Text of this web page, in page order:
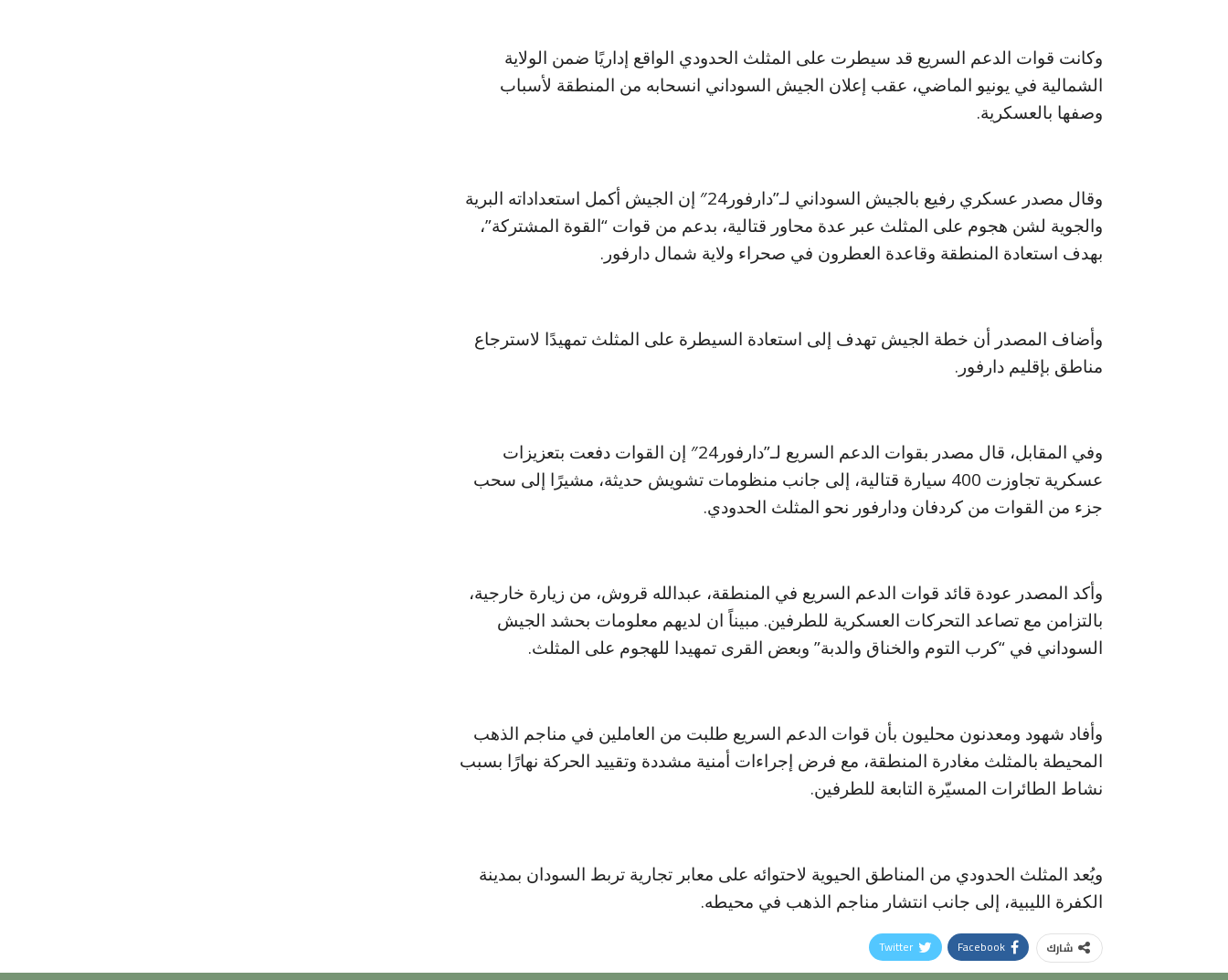
وكانت قوات الدعم السريع قد سيطرت على المثلث الحدودي الواقع إداريًا ضمن الولاية
الشمالية في يونيو الماضي، عقب إعلان الجيش السوداني انسحابه من المنطقة لأسباب
وصفها بالعسكرية.
وقال مصدر عسكري رفيع بالجيش السوداني لـ”دارفور24″ إن الجيش أكمل استعداداته البرية
والجوية لشن هجوم على المثلث عبر عدة محاور قتالية، بدعم من قوات “القوة المشتركة”،
بهدف استعادة المنطقة وقاعدة العطرون في صحراء ولاية شمال دارفور.
وأضاف المصدر أن خطة الجيش تهدف إلى استعادة السيطرة على المثلث تمهيدًا لاسترجاع
مناطق بإقليم دارفور.
وفي المقابل، قال مصدر بقوات الدعم السريع لـ”دارفور24″ إن القوات دفعت بتعزيزات
عسكرية تجاوزت 400 سيارة قتالية، إلى جانب منظومات تشويش حديثة، مشيرًا إلى سحب
جزء من القوات من كردفان ودارفور نحو المثلث الحدودي.
وأكد المصدر عودة قائد قوات الدعم السريع في المنطقة، عبدالله قروش، من زيارة خارجية،
بالتزامن مع تصاعد التحركات العسكرية للطرفين. مبيناً ان لديهم معلومات بحشد الجيش
السوداني في “كرب التوم والخناق والدبة” وبعض القرى تمهيدا للهجوم على المثلث.
وأفاد شهود ومعدنون محليون بأن قوات الدعم السريع طلبت من العاملين في مناجم الذهب
المحيطة بالمثلث مغادرة المنطقة، مع فرض إجراءات أمنية مشددة وتقييد الحركة نهارًا بسبب
نشاط الطائرات المسيّرة التابعة للطرفين.
ويُعد المثلث الحدودي من المناطق الحيوية لاحتوائه على معابر تجارية تربط السودان بمدينة
الكفرة الليبية، إلى جانب انتشار مناجم الذهب في محيطه.
شارك Facebook
Twitter